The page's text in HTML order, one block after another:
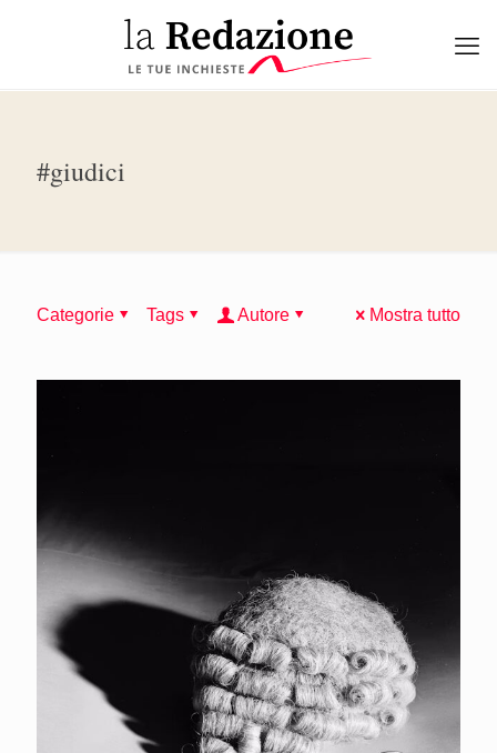
#giudici
Categorie Tags Autore Mostra tutto